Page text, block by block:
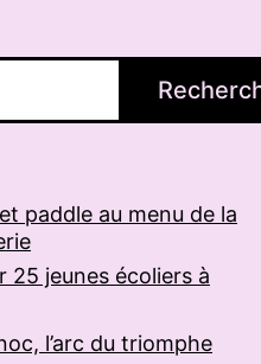
paddle au menu de la
25 jeunes écoliers à
l’arc du triomphe